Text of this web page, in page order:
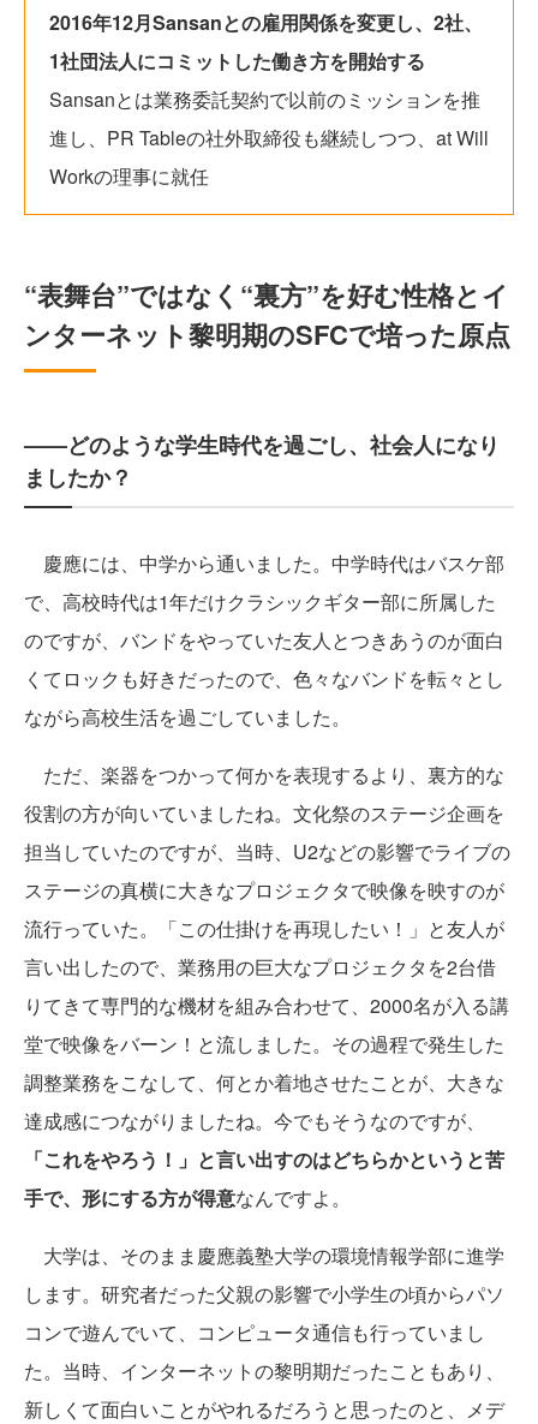
2016年12月Sansanとの雇用関係を変更し、2社、
1社団法人にコミットした働き方を開始する
Sansanとは業務委託契約で以前のミッションを推
進し、PR Tableの社外取締役も継続しつつ、at Will
Workの理事に就任
“表舞台”ではなく“裏方”を好む性格とイ
ンターネット黎明期のSFCで培った原点
——どのような学生時代を過ごし、社会人になり
ましたか？
慶應には、中学から通いました。中学時代はバスケ部
で、高校時代は1年だけクラシックギター部に所属した
のですが、バンドをやっていた友人とつきあうのが面白
くてロックも好きだったので、色々なバンドを転々とし
ながら高校生活を過ごしていました。
ただ、楽器をつかって何かを表現するより、裏方的な
役割の方が向いていましたね。文化祭のステージ企画を
担当していたのですが、当時、U2などの影響でライブの
ステージの真横に大きなプロジェクタで映像を映すのが
流行っていた。「この仕掛けを再現したい！」と友人が
言い出したので、業務用の巨大なプロジェクタを2台借
りてきて専門的な機材を組み合わせて、2000名が入る講
堂で映像をバーン！と流しました。その過程で発生した
調整業務をこなして、何とか着地させたことが、大きな
達成感につながりましたね。今でもそうなのですが、
「これをやろう！」と言い出すのはどちらかというと苦
手で、形にする方が得意なんですよ。
大学は、そのまま慶應義塾大学の環境情報学部に進学
します。研究者だった父親の影響で小学生の頃からパソ
コンで遊んでいて、コンピュータ通信も行っていまし
た。当時、インターネットの黎明期だったこともあり、
新しくて面白いことがやれるだろうと思ったのと、メデ